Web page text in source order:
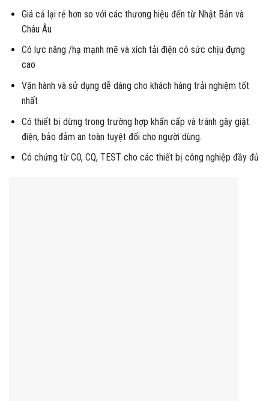
Giá cả lại rẻ hơn so với các thương hiệu đến từ Nhật Bản và
Châu Âu
Có lực nâng /hạ mạnh mẽ và xích tải điện có sức chịu đựng
cao
Vận hành và sử dụng dễ dàng cho khách hàng trải nghiệm tốt
nhất
Có thiết bị dừng trong trường hợp khẩn cấp và tránh gây giật
điện, bảo đảm an toàn tuyệt đối cho người dùng.
Có chứng từ CO, CQ, TEST cho các thiết bị công nghiệp đầy đủ